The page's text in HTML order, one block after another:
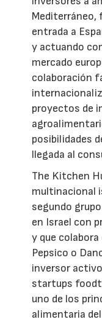
Mediterráneo,
entrada a
y actuando
mercado
colaboración
proyectos de
posibilidades
llegada al
The Kitchen
multinacional
segundo
en Israel con
y que
Pepsico o
inversor activo
startups
uno de los
alimentaria